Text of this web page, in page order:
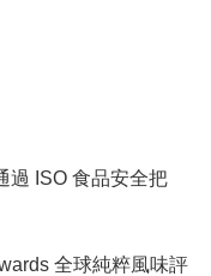
過 ISO 食品安全把
全球純粹風味評